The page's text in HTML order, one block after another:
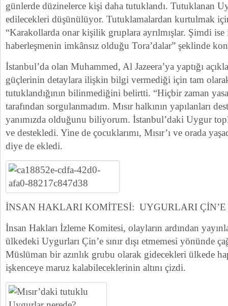
günlerde düzinelerce kişi daha tutuklandı. Tutuklanan
edilecekleri düşünülüyor. Tutuklamalardan kurtulmak
“Karakollarda onar kişilik gruplara ayrılmışlar. Şimdi
haberleşmenin imkânsız olduğu Tora’dalar” şeklinde
İstanbul’da olan Muhammed, Al Jazeera’ya yaptığı
güçlerinin detaylara ilişkin bilgi vermediği için tam
tutuklandığının bilinmediğini belirtti. “Hiçbir zaman
tarafından sorgulanmadım. Mısır halkının yapılanları
yanımızda olduğunu biliyorum. İstanbul’daki Uygur
ve destekledi. Yine de çocuklarımı, Mısır’ı ve orada
diye de ekledi.
İNSAN HAKLARI KOMİTESİ: UYGURLARI
İnsan Hakları İzleme Komitesi, olayların ardından
ülkedeki Uygurları Çin’e sınır dışı etmemesi yönünde
Müslüman bir azınlık grubu olarak gidecekleri ülkede
işkenceye maruz kalabileceklerinin altını çizdi.